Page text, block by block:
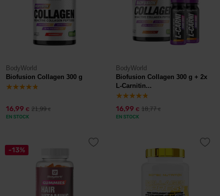
BodyWorld
Biofusion Collagen 300 g
16,99 € 21,99€
EN STOCK
BodyWorld
Biofusion Collagen 300 g + 2x
L-Carnitin...
16,99 € 18,77€
EN STOCK
-13%